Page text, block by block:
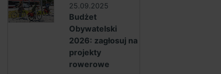
25.09.2025
Budżet
Obywatelski
2026: zagłosuj na
projekty
rowerowe